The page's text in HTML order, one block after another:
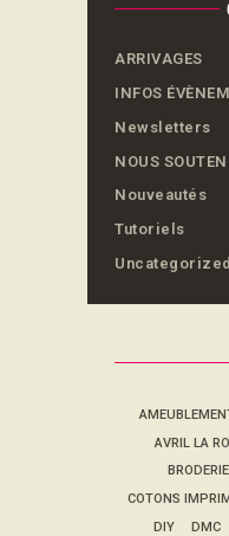
ARRIVAGES
INFOS
Newsletters
NOUS
Nouveautés
Tutoriels
Uncategorized
AVRIL LA
BRODERIE
COTONS
DIY
DMC